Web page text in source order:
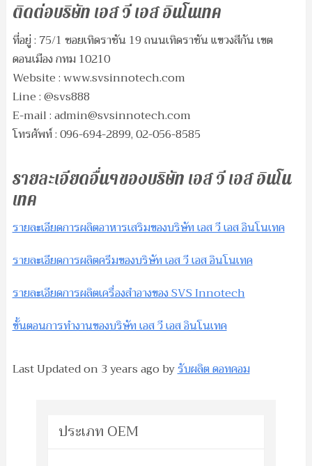
ติดต่อบริษัท เอส วี เอส อินโนเทค
ที่อยู่ : 75/1 ซอยเทิดราชัน 19 ถนนเทิดราชัน แขวงสีกัน เขต
ดอนเมือง กทม 10210
Website : www.svsinnotech.com
Line : @svs888
E-mail :admin@svsinnotech.com
โทรศัพท์ : 096-694-2899, 02-056-8585
รายละเอียดอื่นๆของบริษัท เอส วี เอส อินโน
เทค
รายละเอียดการผลิตอาหารเสริมของบริษัท เอส วี เอส อินโนเทค
รายละเอียดการผลิตครีมของบริษัท เอส วี เอส อินโนเทค
รายละเอียดการผลิตเครื่องสำอางของ SVS Innotech
ขั้นตอนการทำงานของบริษัท เอส วี เอส อินโนเทค
Last Updated on 3 years ago byรับผลิต ดอทคอม
ประเภท OEM